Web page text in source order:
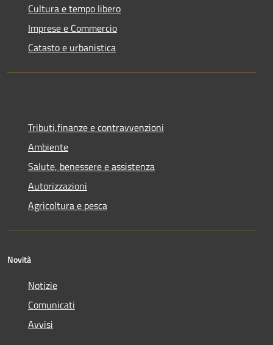
Cultura e tempo libero
Imprese e Commercio
Catasto e urbanistica
Tributi,finanze e contravvenzioni
Ambiente
Salute, benessere e assistenza
Autorizzazioni
Agricoltura e pesca
Novità
Notizie
Comunicati
Avvisi